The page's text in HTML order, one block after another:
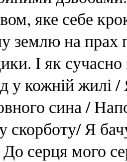
яке себе
землю на прах
І як сучасно
у кожній жилі /
сина /
скорботу/ Я
серця мого